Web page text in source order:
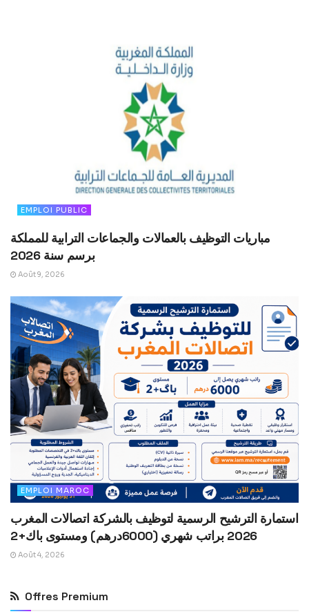
EMPLOI PUBLIC
مباريات التوظيف بالعمالات والجماعات الترابية للمملكة
برسم سنة 2026
Août 9, 2026
EMPLOI MAROC
استمارة الترشيح الرسمية لتوظيف بالشركة اتصالات المغرب
2026 براتب شهري (6000درهم) ومستوى باك+2
Août 4, 2026
Offres Premium